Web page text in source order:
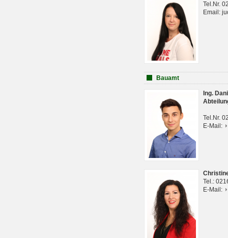
Tel.Nr.
Email:
Bauamt
Ing.
Tel.Nr.
E-Mail:
Tel.:
E-Mail: